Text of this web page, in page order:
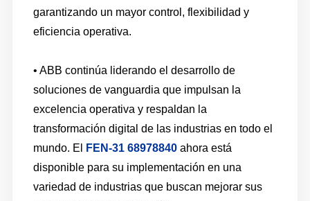
garantizando un mayor control, flexibilidad y
eficiencia operativa.
• ABB continúa liderando el desarrollo de
soluciones de vanguardia que impulsan la
excelencia operativa y respaldan la
transformación digital de las industrias en todo el
mundo. El
FEN-31 68978840ahora está
disponible para su implementación en una
variedad de industrias que buscan mejorar sus